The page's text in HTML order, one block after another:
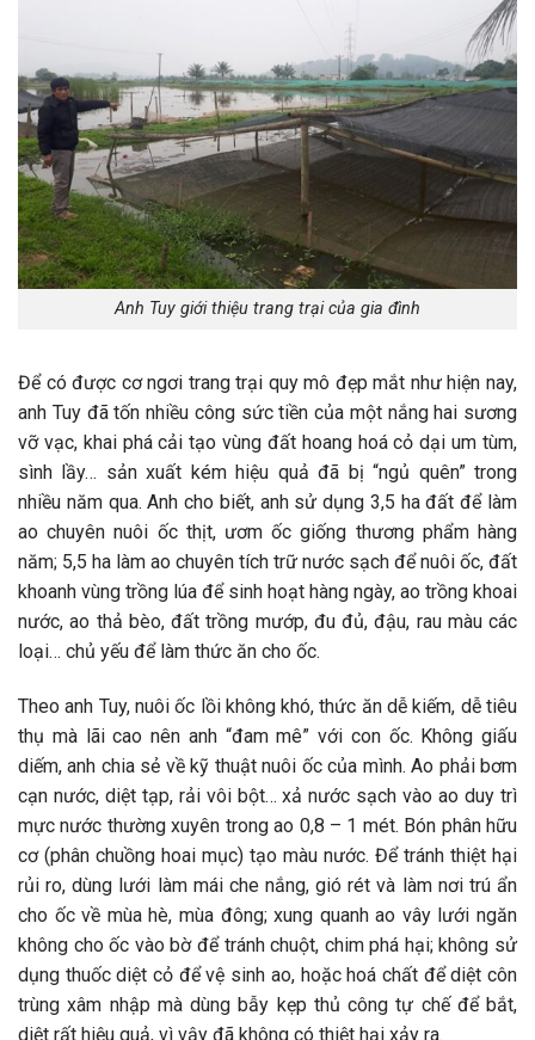
Anh Tuy giới thiệu trang trại của gia đình
Để có được cơ ngơi trang trại quy mô đẹp mắt như hiện nay,
anh Tuy đã tốn nhiều công sức tiền của một nắng hai sương
vỡ vạc, khai phá cải tạo vùng đất hoang hoá cỏ dại um tùm,
sình lầy… sản xuất kém hiệu quả đã bị “ngủ quên” trong
nhiều năm qua. Anh cho biết, anh sử dụng 3,5 ha đất để làm
ao chuyên nuôi ốc thịt, ươm ốc giống thương phẩm hàng
năm; 5,5 ha làm ao chuyên tích trữ nước sạch để nuôi ốc, đất
khoanh vùng trồng lúa để sinh hoạt hàng ngày, ao trồng khoai
nước, ao thả bèo, đất trồng mướp, đu đủ, đậu, rau màu các
loại… chủ yếu để làm thức ăn cho ốc.
Theo anh Tuy, nuôi ốc lồi không khó, thức ăn dễ kiếm, dễ tiêu
thụ mà lãi cao nên anh “đam mê” với con ốc. Không giấu
diếm, anh chia sẻ về kỹ thuật nuôi ốc của mình. Ao phải bơm
cạn nước, diệt tạp, rải vôi bột… xả nước sạch vào ao duy trì
mực nước thường xuyên trong ao 0,8 – 1 mét. Bón phân hữu
cơ (phân chuồng hoai mục) tạo màu nước. Để tránh thiệt hại
rủi ro, dùng lưới làm mái che nắng, gió rét và làm nơi trú ẩn
cho ốc về mùa hè, mùa đông; xung quanh ao vây lưới ngăn
không cho ốc vào bờ để tránh chuột, chim phá hại; không sử
dụng thuốc diệt cỏ để vệ sinh ao, hoặc hoá chất để diệt côn
trùng xâm nhập mà dùng bẫy kẹp thủ công tự chế để bắt,
diệt rất hiệu quả, vì vậy đã không có thiệt hại xảy ra.